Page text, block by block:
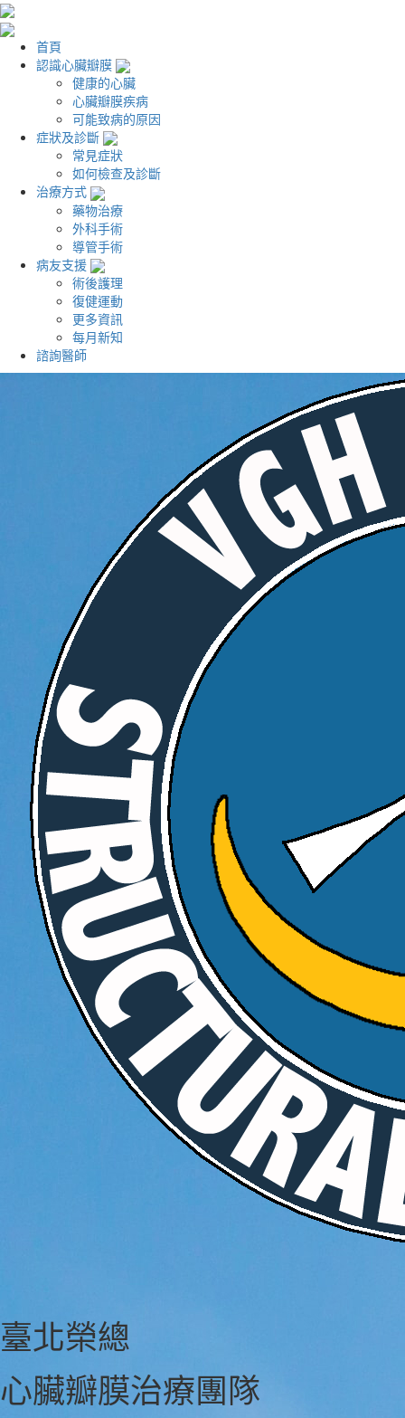
首頁
認識心臟瓣膜
健康的心臟
心臟瓣膜疾病
可能致病的原因
症狀及診斷
常見症狀
如何檢查及診斷
治療方式
藥物治療
外科手術
導管手術
病友支援
術後護理
復健運動
更多資訊
每月新知
諮詢醫師
臺北榮總
心臟瓣膜治療團隊